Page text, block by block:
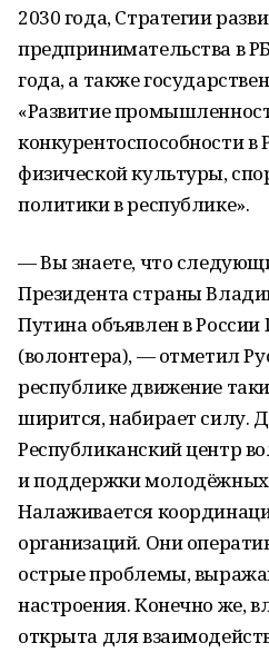
2030 года, Стратегии
предпринимательства в
года, а также
«Развитие
конкурентоспособности в
физической культуры,
политики в республике».
— Вы знаете, что
Президента страны
Путина объявлен в
(волонтера), — отметил
республике движение
ширится, набирает силу.
Республиканский центр
и поддержки молодёжных
Налаживается
организаций. Они
острые проблемы,
настроения. Конечно же,
открыта для